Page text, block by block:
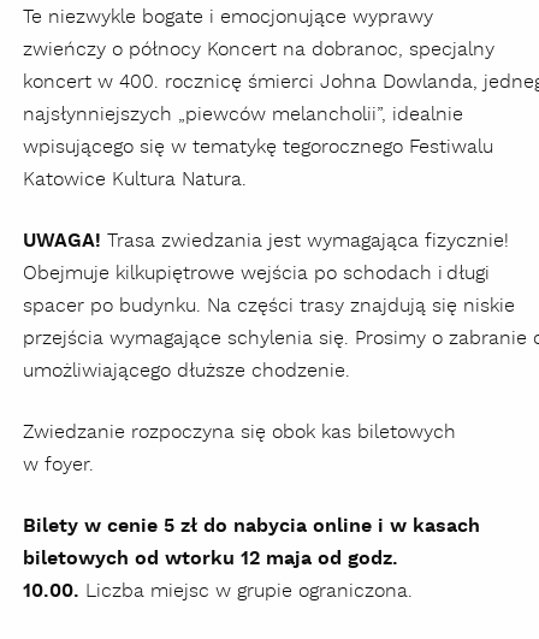
Te niezwykle bogate i emocjonujące wyprawy
zwieńczy o północy Koncert na dobranoc, specjalny
koncert w 400. rocznicę śmierci Johna Dowlanda,
najsłynniejszych „piewców melancholii”, idealnie
wpisującego się w tematykę tegorocznego Festiwalu
Katowice Kultura Natura.
UWAGA! Trasa zwiedzania jest wymagająca fizycznie!
Obejmuje kilkupiętrowe wejścia po schodach i długi
spacer po budynku. Na części trasy znajdują się niskie
przejścia wymagające schylenia się. Prosimy o zabranie
umożliwiającego dłuższe chodzenie.
Zwiedzanie rozpoczyna się obok kas biletowych
w foyer.
Bilety w cenie 5 zł do nabycia online i w kasach
biletowych od wtorku 12 maja od godz.
10.00. Liczba miejsc w grupie ograniczona.